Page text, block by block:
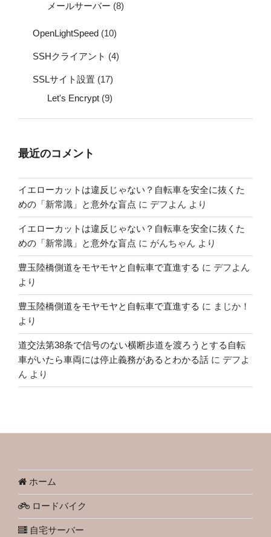
メールサーバー (8)
OpenLightSpeed (10)
SSHクライアント (4)
SSLサイト設置 (17)
Let's Encrypt (9)
最近のコメント
イエローカットは違反じゃない？自転車を安全に抜くた
めの「新常識」と意外な盲点 に デフよん より
イエローカットは違反じゃない？自転車を安全に抜くた
めの「新常識」と意外な盲点 に がんちゃん より
豊玉陸橋側道をモヤモヤと自転車で直進する に デフよん
より
豊玉陸橋側道をモヤモヤと自転車で直進する に まじか！
より
道交法第38条で信号のない横断歩道を渡ろうとする自転
車がいたら車両には停止義務があるとわかる話 に デフよ
ん より
ホーム
ロードバイク
自宅サーバー